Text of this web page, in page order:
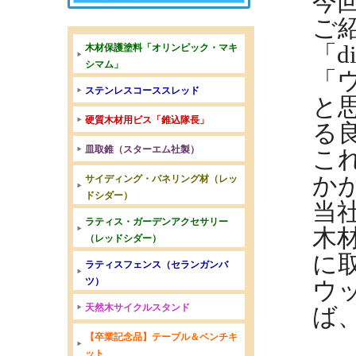
ご
「
「
と
る
こ
か
当
木
に
ウ
ば
木材保護塗料「オリンピック・マキ
シマム」
ステンレスコーススレッド
硬質木材用ビス「錐込隊長」
皿取錐（スターエム社製）
サイディング・パネリング材（レッ
ドシダー）
ラティス・ガーデンアクセサリー
（レッドシダー）
ラティスフェンス（セランガンバ
ツ）
天然木サイクルスタンド
【卒業記念品】テーブル＆ベンチキ
ット